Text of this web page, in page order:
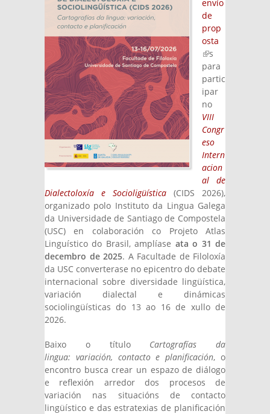
envío
de
prop
osta
(link is
external)
s
para
partic
ipar
no
VIII
Congr
eso
Intern
acion
al de
Dialectoloxía e Socioligüística (CIDS 2026),
organizado polo Instituto da Lingua Galega
da Universidade de Santiago de Compostela
(USC) en colaboración co Projeto Atlas
Linguístico do Brasil, amplíase ata o 31 de
decembro de 2025. A Facultade de Filoloxía
da USC converterase no epicentro do debate
internacional sobre diversidade lingüística,
variación dialectal e dinámicas
sociolingüísticas do 13 ao 16 de xullo de
2026.
Baixo o título Cartografías da
lingua: variación, contacto e planificación, o
encontro busca crear un espazo de diálogo
e reflexión arredor dos procesos de
variación nas situacións de contacto
lingüístico e das estratexias de planificación